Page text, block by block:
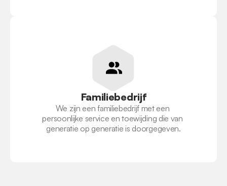
Familiebedrijf
We zijn een familiebedrijf met een
persoonlijke service en toewijding die van
generatie op generatie is doorgegeven.